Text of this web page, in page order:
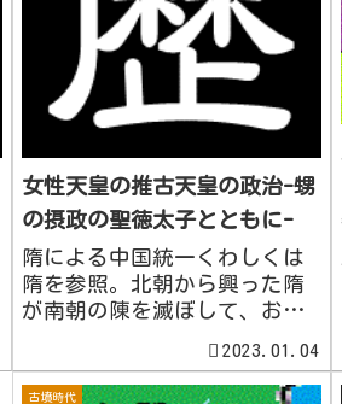
女性天皇の推古天皇の政治-甥
の摂政の聖徳太子とともに-
隋による中国統一くわしくは
隋を参照。北朝から興った隋
が南朝の陳を滅ぼして、およ
した。隋は律令を整備すると
ともに、周辺諸国への圧力を
2023.01.04
古墳時代